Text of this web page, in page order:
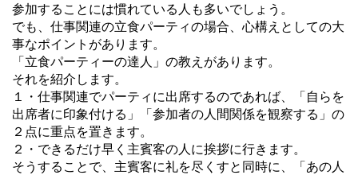
参加することには慣れている人も多いでしょう。
でも、仕事関連の立食パーティの場合、心構えとしての大
事なポイントがあります。
「立食パーティーの達人」の教えがあります。
それを紹介します。
１・仕事関連でパーティに出席するのであれば、「自らを
出席者に印象付ける」「参加者の人間関係を観察する」の
２点に重点を置きます。
２・できるだけ早く主賓客の人に挨拶に行きます。
そうすることで、主賓客に礼を尽くすと同時に、「あの人